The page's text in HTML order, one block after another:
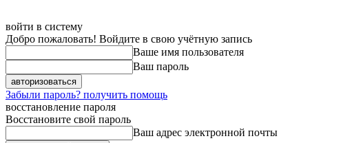
войти в систему
Добро пожаловать! Войдите в свою учётную запись
Ваше имя пользователя
Ваш пароль
Забыли пароль? получить помощь
восстановление пароля
Восстановите свой пароль
Ваш адрес электронной почты